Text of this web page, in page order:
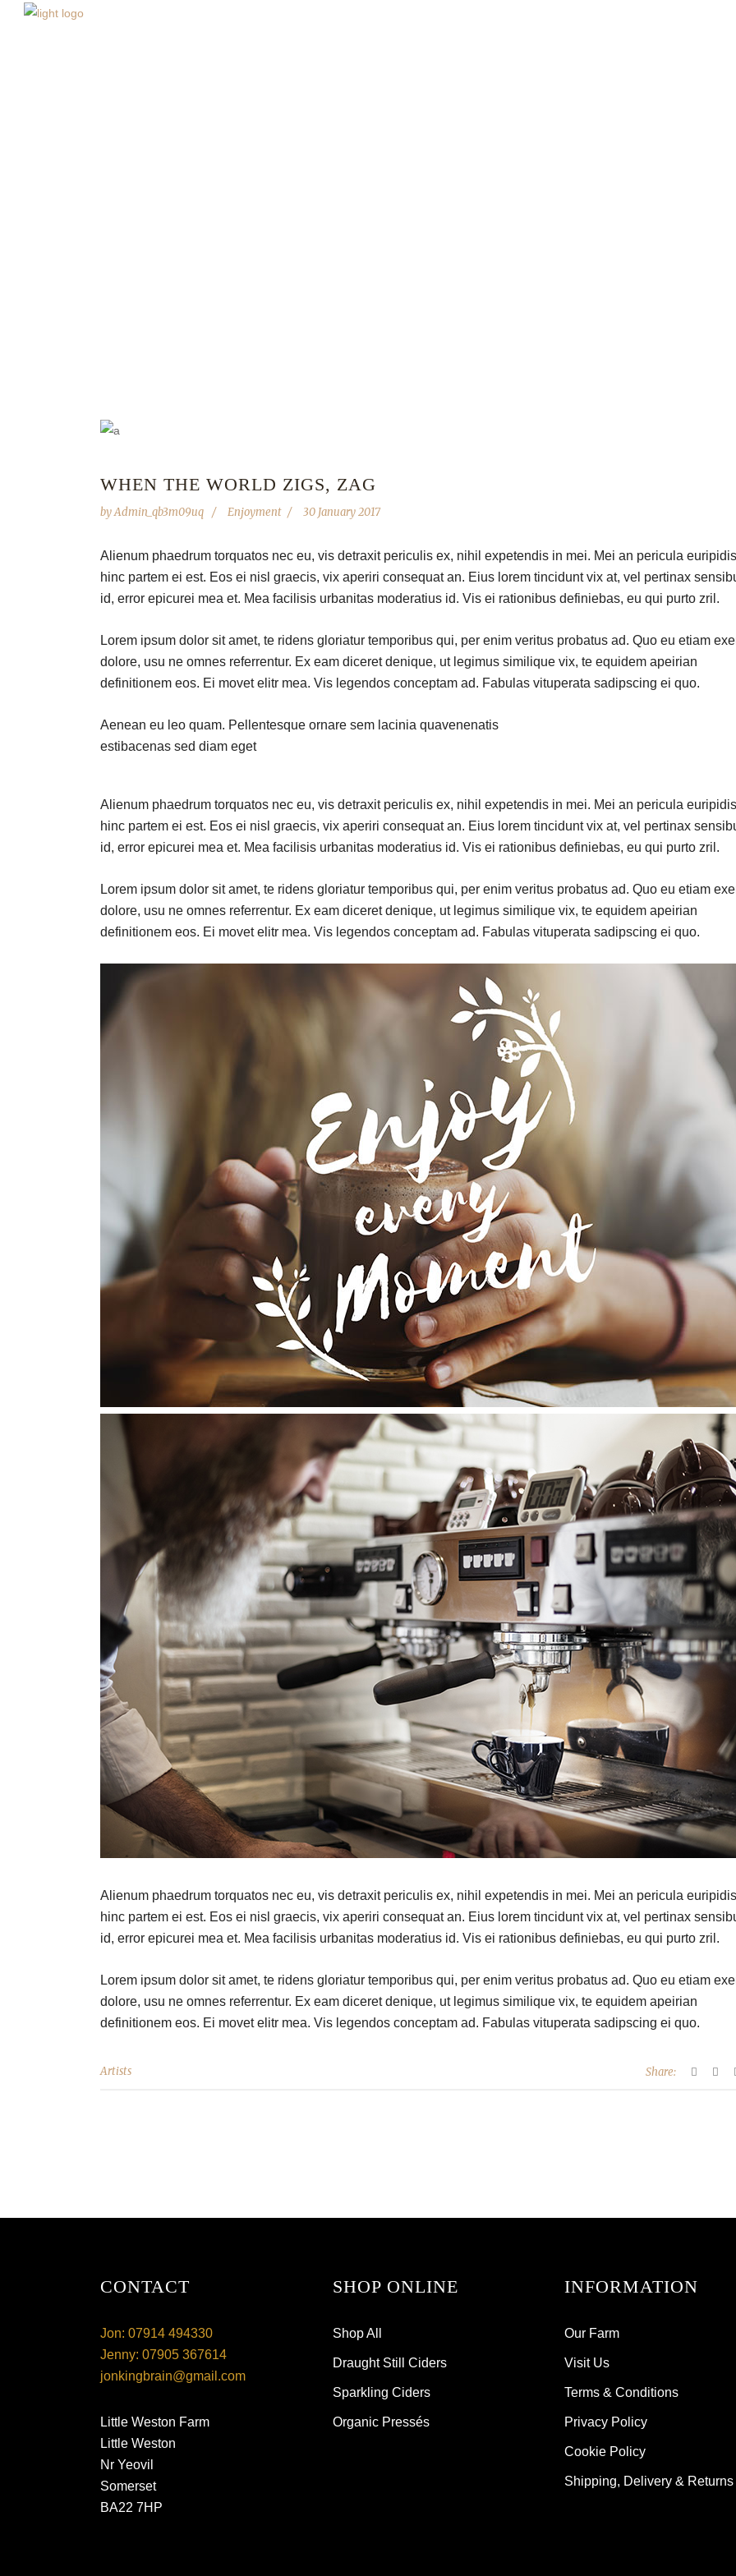
WHEN THE WORLD ZIGS, ZAG
byAdmin_qb3m09uq Enjoyment 30 January 2017
Alienum phaedrum torquatos nec eu, vis detraxit periculis ex, nihil expetendis in mei. Mei an pericula
hinc partem ei est. Eos ei nisl graecis, vix aperiri consequat an. Eius lorem tincidunt vix at, vel pertinax
id, error epicurei mea et. Mea facilisis urbanitas moderatius id. Vis ei rationibus definiebas, eu qui purto zril.
Lorem ipsum dolor sit amet, te ridens gloriatur temporibus qui, per enim veritus probatus ad. Quo eu etiam
dolore, usu ne omnes referrentur. Ex eam diceret denique, ut legimus similique vix, te equidem apeirian
definitionem eos. Ei movet elitr mea. Vis legendos conceptam ad. Fabulas vituperata sadipscing ei quo.
Aenean eu leo quam. Pellentesque ornare sem lacinia quavenenatis
estibacenas sed diam eget
Alienum phaedrum torquatos nec eu, vis detraxit periculis ex, nihil expetendis in mei. Mei an pericula
hinc partem ei est. Eos ei nisl graecis, vix aperiri consequat an. Eius lorem tincidunt vix at, vel pertinax
id, error epicurei mea et. Mea facilisis urbanitas moderatius id. Vis ei rationibus definiebas, eu qui purto zril.
Lorem ipsum dolor sit amet, te ridens gloriatur temporibus qui, per enim veritus probatus ad. Quo eu etiam
dolore, usu ne omnes referrentur. Ex eam diceret denique, ut legimus similique vix, te equidem apeirian
definitionem eos. Ei movet elitr mea. Vis legendos conceptam ad. Fabulas vituperata sadipscing ei quo.
Alienum phaedrum torquatos nec eu, vis detraxit periculis ex, nihil expetendis in mei. Mei an pericula
hinc partem ei est. Eos ei nisl graecis, vix aperiri consequat an. Eius lorem tincidunt vix at, vel pertinax
id, error epicurei mea et. Mea facilisis urbanitas moderatius id. Vis ei rationibus definiebas, eu qui purto zril.
Lorem ipsum dolor sit amet, te ridens gloriatur temporibus qui, per enim veritus probatus ad. Quo eu etiam
dolore, usu ne omnes referrentur. Ex eam diceret denique, ut legimus similique vix, te equidem apeirian
definitionem eos. Ei movet elitr mea. Vis legendos conceptam ad. Fabulas vituperata sadipscing ei quo.
Artists Share:
CONTACT
Jon: 07914 494330
Jenny: 07905 367614
jonkingbrain@gmail.com
Little Weston Farm
Little Weston
Nr Yeovil
Somerset
BA22 7HP
SHOP ONLINE
Shop All
Draught Still Ciders
Sparkling Ciders
Organic Pressés
INFORMATION
Our Farm
Visit Us
Terms & Conditions
Privacy Policy
Cookie Policy
Shipping, Delivery & Returns